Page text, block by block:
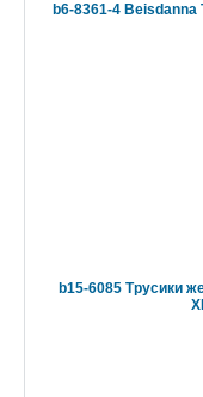
b6-8361-4
b15-6085 Трусики